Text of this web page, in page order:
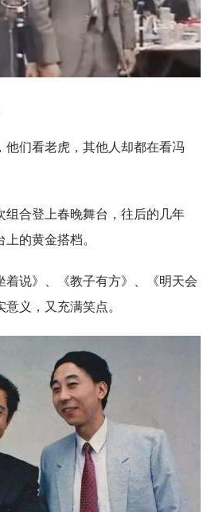
他们看老虎，其他人却都在看冯
组合登上春晚舞台，往后的几年
的黄金搭档。
着说》、《教子有方》、《明天会
义，又充满笑点。